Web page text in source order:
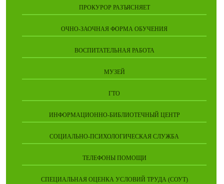
ПРОКУРОР РАЗЪЯСНЯЕТ
ОЧНО-ЗАОЧНАЯ ФОРМА ОБУЧЕНИЯ
ВОСПИТАТЕЛЬНАЯ РАБОТА
МУЗЕЙ
ГТО
ИНФОРМАЦИОННО-БИБЛИОТЕЧНЫЙ ЦЕНТР
СОЦИАЛЬНО-ПСИХОЛОГИЧЕСКАЯ СЛУЖБА
ТЕЛЕФОНЫ ПОМОЩИ
СПЕЦИАЛЬНАЯ ОЦЕНКА УСЛОВИЙ ТРУДА (СОУТ)